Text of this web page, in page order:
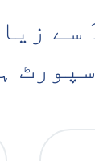
10,000
سپورٹ